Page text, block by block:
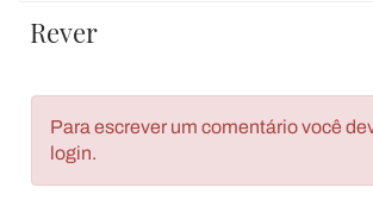
Rever
Para escrever um comentário você
login.